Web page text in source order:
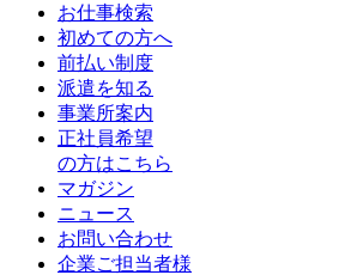
お仕事検索
初めての方へ
前払い制度
派遣を知る
事業所案内
正社員希望
の方はこちら
マガジン
ニュース
お問い合わせ
企業ご担当者様